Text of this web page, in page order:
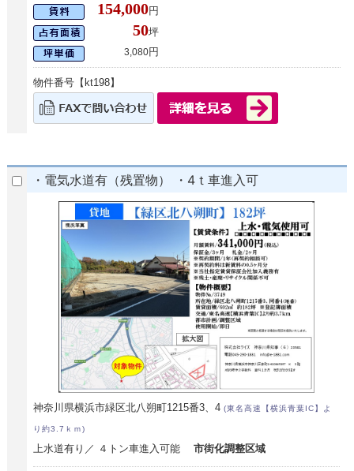
154,000円
50坪
3,080円
物件番号【kt198】
・電気水道有（残置物） ・4ｔ車進入可
神奈川県横浜市緑区北八朔町1215番3、4(東名高速【横浜青葉IC】よ
り約3.7ｋｍ)
上水道有り／ ４トン車進入可能市街化調整区域